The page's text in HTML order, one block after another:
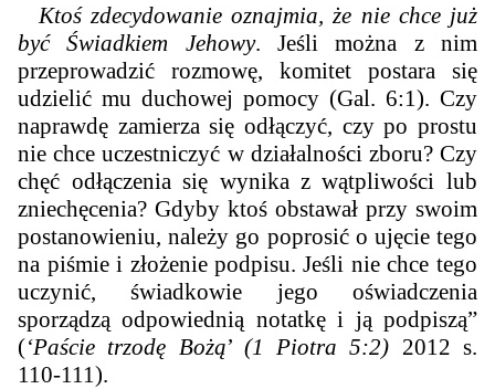
Ktoś zdecydowanie oznajmia, że nie chce już
być Świadkiem Jehowy. Jeśli można z nim
przeprowadzić rozmowę, komitet postara się
udzielić mu duchowej pomocy (Gal. 6:1). Czy
naprawdę zamierza się odłączyć, czy po prostu
nie chce uczestniczyć w działalności zboru? Czy
chęć odłączenia się wynika z wątpliwości lub
zniechęcenia? Gdyby ktoś obstawał przy swoim
postanowieniu, należy go poprosić o ujęcie tego
na piśmie i złożenie podpisu. Jeśli nie chce tego
uczynić, świadkowie jego oświadczenia
sporządzą odpowiednią notatkę i ją podpiszą”
(‘Paście trzodę Bożą’ (1 Piotra 5:2) 2012 s.
110-111).